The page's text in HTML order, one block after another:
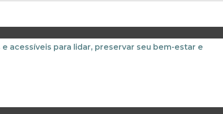
acessíveis para lidar, preservar seu bem-estar e